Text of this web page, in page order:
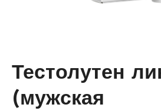
Тестолутен
(мужская